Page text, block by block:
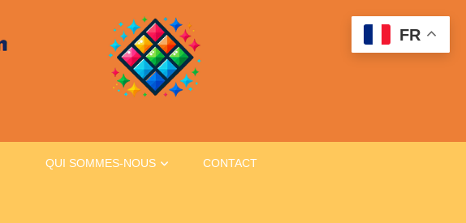
QUI SOMMES-NOUS CONTACT
FR